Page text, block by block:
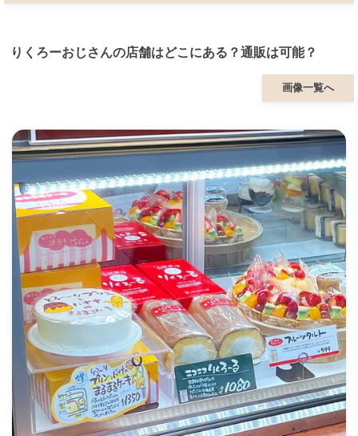
りくろーおじさんの店舗はどこにある？通販は可能？
画像一覧へ